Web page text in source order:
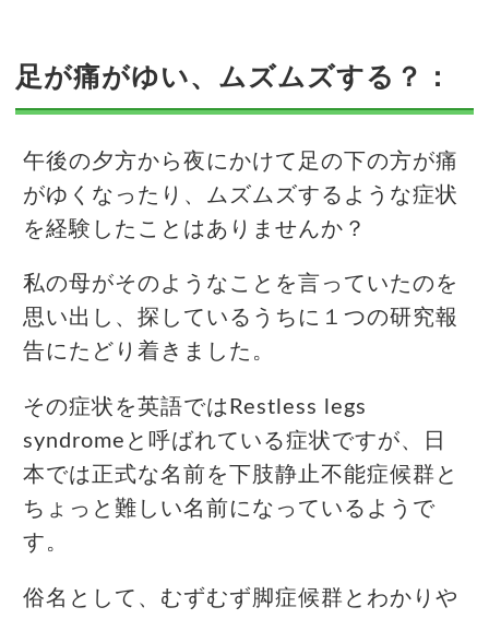
足が痛がゆい、ムズムズする？：
午後の夕方から夜にかけて足の下の方が痛
がゆくなったり、ムズムズするような症状
を経験したことはありませんか？
私の母がそのようなことを言っていたのを
思い出し、探しているうちに１つの研究報
告にたどり着きました。
その症状を英語ではRestless legs
syndromeと呼ばれている症状ですが、日
本では正式な名前を下肢静止不能症候群と
ちょっと難しい名前になっているようで
す。
俗名として、むずむず脚症候群とわかりや